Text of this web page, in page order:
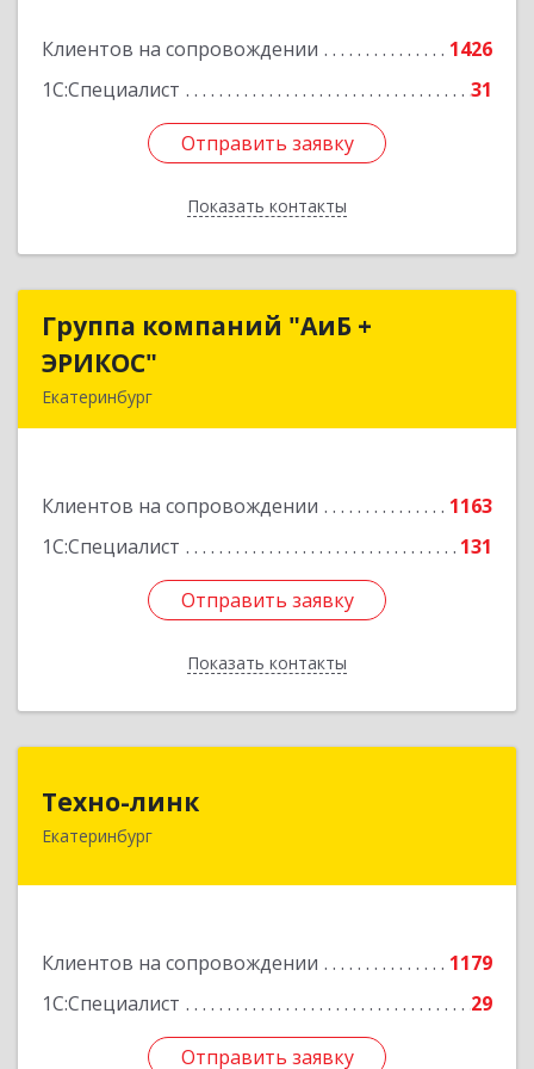
Клиентов на сопровождении
1426
1С:Специалист
31
Отправить заявку
Показать контакты
Отправить заявку
Назад
Группа компаний "АиБ +
ЭРИКОС"
Екатеринбург
Клиентов на сопровождении
1163
1С:Специалист
131
Отправить заявку
Показать контакты
Группа компаний "АиБ +
Подробнее
Отправить заявку
Назад
Техно-линк
Екатеринбург
Клиентов на сопровождении
1179
1С:Специалист
29
Отправить заявку
620000, Свердловская обл, Екатеринбург г,
Отправить заявку